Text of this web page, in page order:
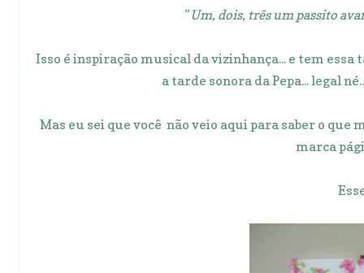
" Um, dois, três um passito
Isso é inspiração musical da vizinhança... e tem essa
a tarde sonora da Pepa... legal
Mas eu sei que você não veio aqui para saber o
marca